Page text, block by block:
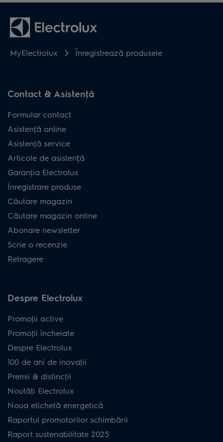
MyElectrolux Înregistrează produsele
Contact & Asistenţă
Formular contact
Asistenţă online
Asistenţă service
Articole de asistență
Garanţia Electrolux
Înregistrare produse
Căutare magazin
Căutare magazin online
Abonare newsletter
Scrie o recenzie
Retragere
Despre Electrolux
Promoţii active
Promoţii încheiate
Despre Electrolux
100 de ani de inovaţii
Premii & distincţii
Noutăţi Electrolux
Noua etichetă energetică
Raportul promotorilor schimbării
Raport sustenabilitate 2025